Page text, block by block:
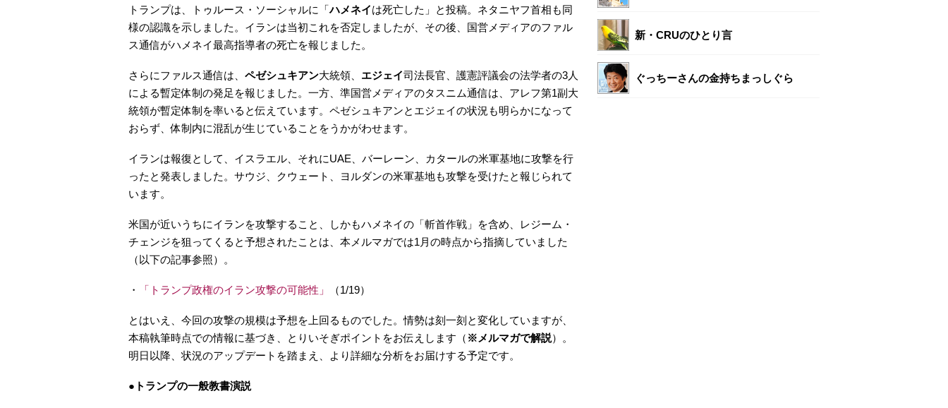
トランプは、トゥルース・ソーシャルに「ハメネイは死亡した」と投稿。ネタニヤフ首相も同
様の認識を示しました。イランは当初これを否定しましたが、その後、国営メディアのファル
ス通信がハメネイ最高指導者の死亡を報じました。
さらにファルス通信は、 ペゼシュキアン大統領、 エジェイ司法長官、護憲評議会の法学者の3人
による暫定体制の発足を報じました。一方、準国営メディアのタスニム通信は、アレフ第1副大
統領が暫定体制を率いると伝えています。ペゼシュキアンとエジェイの状況も明らかになって
おらず、体制内に混乱が生じていることをうかがわせます。
イランは報復として、イスラエル、それにUAE、バーレーン、カタールの米軍基地に攻撃を行
ったと発表しました。サウジ、クウェート、ヨルダンの米軍基地も攻撃を受けたと報じられて
います。
米国が近いうちにイランを攻撃すること、しかもハメネイの「斬首作戦」を含め、レジーム・
チェンジを狙ってくると予想されたことは、本メルマガでは1月の時点から指摘していました
（以下の記事参照）。
・ 「トランプ政権のイラン攻撃の可能性」 （1/19）
とはいえ、今回の攻撃の規模は予想を上回るものでした。情勢は刻一刻と変化していますが、
本稿執筆時点での情報に基づき、とりいそぎポイントをお伝えします（ ※メルマガで解説）。
明日以降、状況のアップデートを踏まえ、より詳細な分析をお届けする予定です。
●トランプの一般教書演説
新・CRUのひとり言
ぐっちーさんの金持ちまっしぐら